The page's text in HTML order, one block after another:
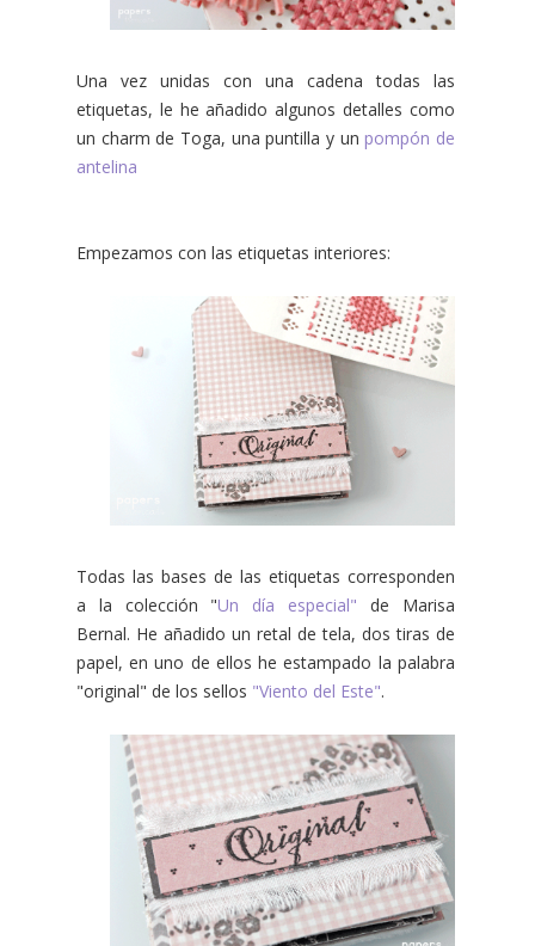
Una vez unidas con una cadena todas las
etiquetas, le he añadido algunos detalles como
un charm de Toga, una puntilla y un pompón de
antelina
Empezamos con las etiquetas interiores:
Todas las bases de las etiquetas corresponden
a la colección "Un día especial" de Marisa
Bernal. He añadido un retal de tela, dos tiras de
papel, en uno de ellos he estampado la palabra
"original" de los sellos "Viento del Este".